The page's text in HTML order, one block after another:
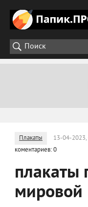
Плакаты 13-04-2023,
коментариев: 0
плакаты
мировой